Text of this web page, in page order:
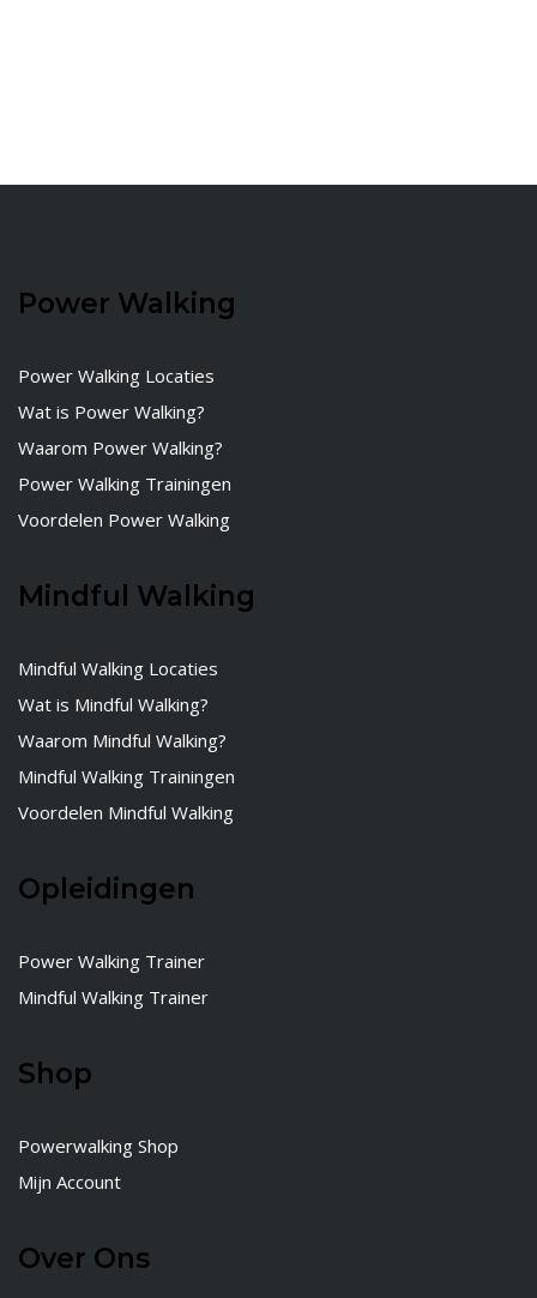
Power Walking
Power Walking Locaties
Wat is Power Walking?
Waarom Power Walking?
Power Walking Trainingen
Voordelen Power Walking
Mindful Walking
Mindful Walking Locaties
Wat is Mindful Walking?
Waarom Mindful Walking?
Mindful Walking Trainingen
Voordelen Mindful Walking
Opleidingen
Power Walking Trainer
Mindful Walking Trainer
Shop
Powerwalking Shop
Mijn Account
Over Ons